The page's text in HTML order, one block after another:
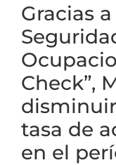
Gracias
Check”,
tasa de
en el